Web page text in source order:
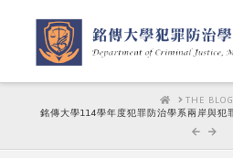
HOME
THE BLOG
銘傳大學114學年度犯罪防治學系兩岸與犯